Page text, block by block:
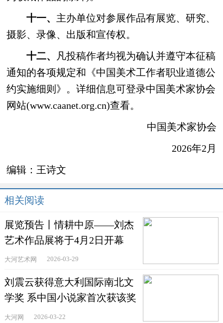
十一、 主办单位对参展作品有展览、研究、
摄影、录像、出版和宣传权。
十二、
凡投稿作者均视为确认并遵守本征稿
通知的各项规定和《中国美术工作者职业道德公
约实施细则》。详细信息可登录中国美术家协会
网站(www.caanet.org.cn)查看。
中国美术家协会
2026年2月
编辑：王诗文
相关阅读
展览预告丨情耕中原——刘杰
艺术作品展将于4月2日开幕
大河艺术网 2026-03-29
刘震云获得意大利国际南北文
学奖 系中国小说家首次获该奖
大河网 2026-03-22